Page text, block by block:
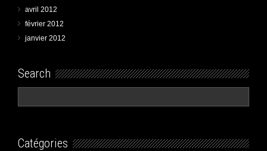
avril 2012
février 2012
janvier 2012
Search
Catégories